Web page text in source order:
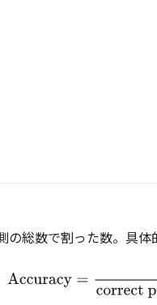
総数で割った数。 具体
Accuracy